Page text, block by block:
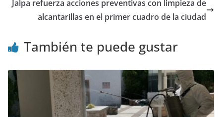
Jalpa refuerza acciones preventivas con limpieza de
alcantarillas en el primer cuadro de la ciudad
También te puede gustar